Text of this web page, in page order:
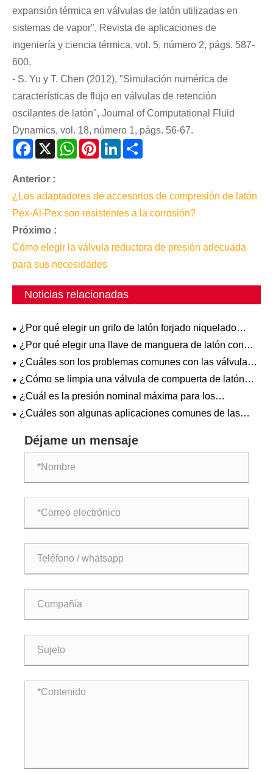
expansión térmica en válvulas de latón utilizadas en
sistemas de vapor", Revista de aplicaciones de
ingeniería y ciencia térmica, vol. 5, número 2, págs. 587-
600.
- S. Yu y T. Chen (2012), "Simulación numérica de
características de flujo en válvulas de retención
oscilantes de latón", Journal of Computational Fluid
Dynamics, vol. 18, número 1, págs. 56-67.
Facebook
X WhatsAppPinterestLinkedIn
Anterior :
¿Los adaptadores de accesorios de compresión de latón
Pex-Al-Pex son resistentes a la corrosión?
Próximo :
Cómo elegir la válvula reductora de presión adecuada
para sus necesidades
Noticias relacionadas
¿Por qué elegir un grifo de latón forjado niquelado
frente a otras opciones?
¿Por qué elegir una llave de manguera de latón con
mango en T para la conexión de su manguera exterior?
¿Cuáles son los problemas comunes con las válvulas
de filtro en Y de latón y cómo solucionarlos?
¿Cómo se limpia una válvula de compuerta de latón
forjado Pn16?
¿Cuál es la presión nominal máxima para los
acoplamientos de conexión de latón PEX A?
¿Cuáles son algunas aplicaciones comunes de las
sistemas de plomería?
Déjame un mensaje